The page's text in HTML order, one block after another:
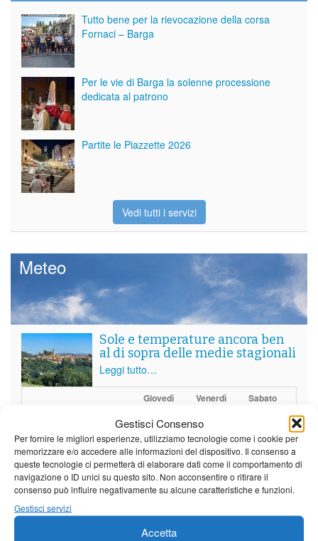
Gestisci Consenso
Per fornire le migliori esperienze, utilizziamo tecnologie come i cookie per
memorizzare e/o accedere alle informazioni del dispositivo. Il consenso a
queste tecnologie ci permetterà di elaborare dati come il comportamento di
navigazione o ID unici su questo sito. Non acconsentire o ritirare il
consenso può influire negativamente su alcune caratteristiche e funzioni.
Gestisci servizi
Accetta
Tutto bene per la rievocazione della corsa
Fornaci – Barga
Per le vie di Barga la solenne processione
dedicata al patrono
Partite le Piazzette 2026
Vedi tutti i servizi
Meteo
Sole e temperature ancora ben
al di sopra delle medie stagionali
Leggi tutto…
Giovedì Venerdì Sabato
24°C|38°C 21°C| 37°C 21°C|38°C
Barga
24°C|35°C 21°C|34°C 21°C|35°C
Castelnuovo Garfagnana